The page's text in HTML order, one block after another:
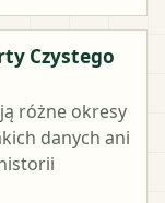
Czystego
różne okresy
danych ani